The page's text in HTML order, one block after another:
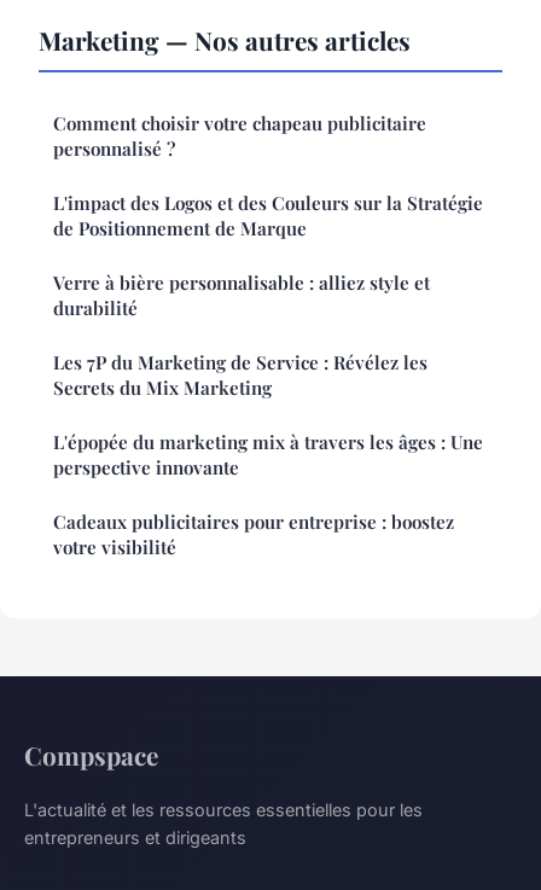
Marketing — Nos autres articles
Comment choisir votre chapeau publicitaire
personnalisé ?
L'impact des Logos et des Couleurs sur la Stratégie
de Positionnement de Marque
Verre à bière personnalisable : alliez style et
durabilité
Les 7P du Marketing de Service : Révélez les
Secrets du Mix Marketing
L'épopée du marketing mix à travers les âges : Une
perspective innovante
Cadeaux publicitaires pour entreprise : boostez
votre visibilité
Compspace
L'actualité et les ressources essentielles pour les
entrepreneurs et dirigeants